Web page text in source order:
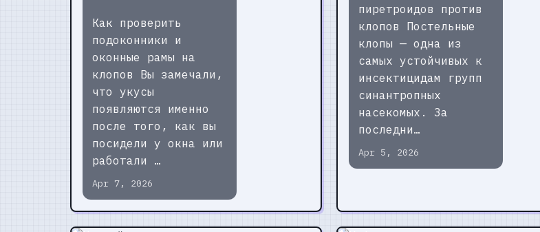
Как проверить
подоконники и
оконные рамы на
клопов Вы замечали,
что укусы
появляются именно
после того, как вы
посидели у окна или
работали …
Apr 7, 2026
пиретроидов против
клопов Постельные
клопы — одна из
самых устойчивых к
инсектицидам групп
синантропных
насекомых. За
последни…
Apr 5, 2026